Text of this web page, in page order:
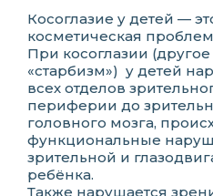
Косоглазие у детей —
косметическая
При косоглазии
«старбизм») у детей
всех отделов
периферии до
головного мозга,
функциональные
зрительной и
ребёнка.
Также нарушается